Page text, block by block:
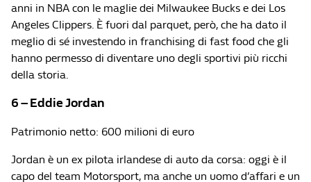
anni in NBA con le maglie dei Milwaukee Bucks e dei Los
Angeles Clippers. È fuori dal parquet, però, che ha dato il
meglio di sé investendo in franchising di fast food che gli
hanno permesso di diventare uno degli sportivi più ricchi
della storia.
6 – Eddie Jordan
Patrimonio netto: 600 milioni di euro
Jordan è un ex pilota irlandese di auto da corsa: oggi è il
capo del team Motorsport, ma anche un uomo d’affari e un